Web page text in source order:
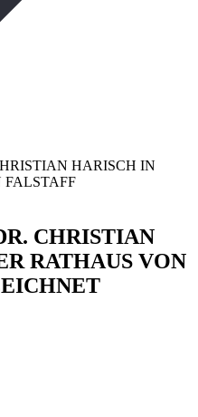
HARISCH IN
FALSTAFF
CHRISTIAN
RATHAUS VON